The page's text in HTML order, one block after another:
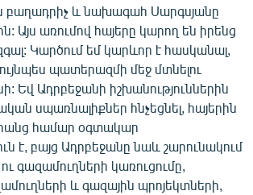
բաղադրիչ և նախագահ Սարգսյանը
Այս առումով հայերը կարող են իրենց
Կարծում եմ կարևոր է հասկանալ,
պատերազմի մեջ մտնելու
Եվ Ադրբեջանի իշխանություններին
սպառնալիքներ հնչեցնել, հայերին
համար օգտակար
է, բայց Ադրբեջանը նաև շարունակում
գազամուղների կառուցումը,
և գազային պրոյեկտների,